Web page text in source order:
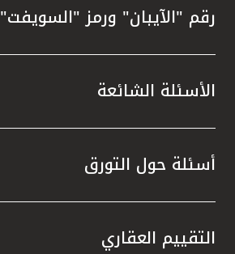
رقم "الآيبان" ورمز "السويفت"
الأسئلة الشائعة
أسئلة حول التورق
التقييم العقاري